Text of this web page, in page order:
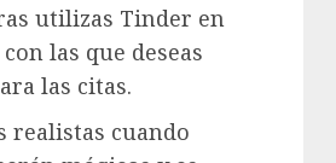
utilizas Tinder en
las que deseas
las citas.
realistas cuando